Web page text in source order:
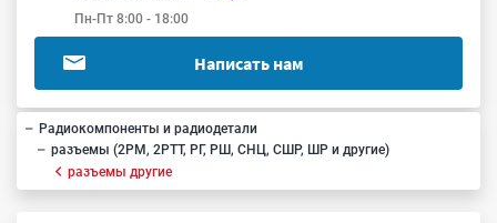
Пн-Пт 8:00 - 18:00
Написать нам
Радиокомпоненты и радиодетали
разъемы (2РМ, 2РТТ, РГ, РШ, СНЦ, СШР, ШР и другие)
разъемы другие